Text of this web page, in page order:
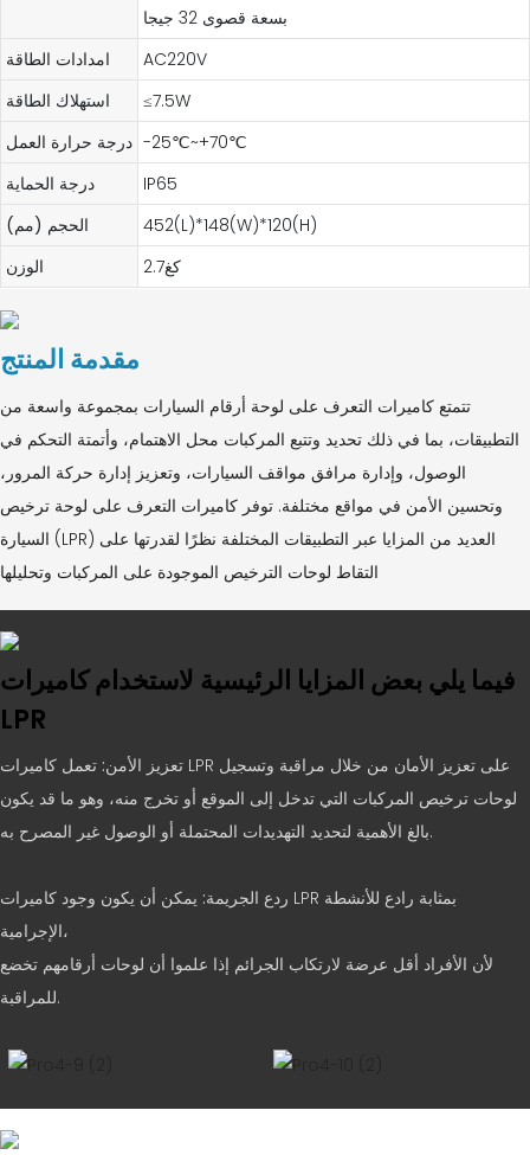
بسعة قصوى 32 جيجا
امدادات الطاقة
AC220V
استهلاك الطاقة
≤7.5W
درجة حرارة العمل -25℃~+70℃
درجة الحماية
IP65
الحجم (مم)
452(L)*148(W)*120(H)
الوزن
كغ2.7
مقدمة المنتج
تتمتع كاميرات التعرف على لوحة أرقام السيارات بمجموعة واسعة من
التطبيقات، بما في ذلك تحديد وتتبع المركبات محل الاهتمام، وأتمتة التحكم في
الوصول، وإدارة مرافق مواقف السيارات، وتعزيز إدارة حركة المرور،
وتحسين الأمن في مواقع مختلفة. توفر كاميرات التعرف على لوحة ترخيص
السيارة (LPR) العديد من المزايا عبر التطبيقات المختلفة نظرًا لقدرتها على
فيما يلي بعض المزايا الرئيسية لاستخدام كاميرات
LPR
تعزيز الأمن: تعمل كاميرات LPR على تعزيز الأمان من خلال مراقبة وتسجيل
لوحات ترخيص المركبات التي تدخل إلى الموقع أو تخرج منه، وهو ما قد يكون
بالغ الأهمية لتحديد التهديدات المحتملة أو الوصول غير المصرح به.
ردع الجريمة: يمكن أن يكون وجود كاميرات LPR بمثابة رادع للأنشطة
الإجرامية،
لأن الأفراد أقل عرضة لارتكاب الجرائم إذا علموا أن لوحات أرقامهم تخضع
للمراقبة.